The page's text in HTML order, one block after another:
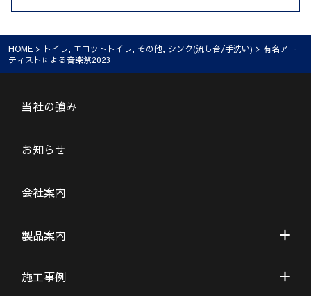
HOME > トイレ, エコットトイレ, その他, シンク(流し台/手洗い) > 有名アー
ティストによる音楽祭2023
当社の強み
お知らせ
会社案内
製品案内
施工事例